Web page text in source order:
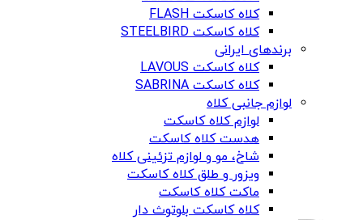
کلاه کاسکت FLASH
کلاه کاسکت STEELBIRD
برندهای ایرانی
کلاه کاسکت LAVOUS
کلاه کاسکت SABRINA
لوازم جانبی کلاه
لوازم کلاه کاسکت
هدست کلاه کاسکت
شاخ، مو و لوازم تزئینی کلاه
ویزور و طلق کلاه کاسکت
ماکت کلاه کاسکت
کلاه کاسکت بلوتوث دار